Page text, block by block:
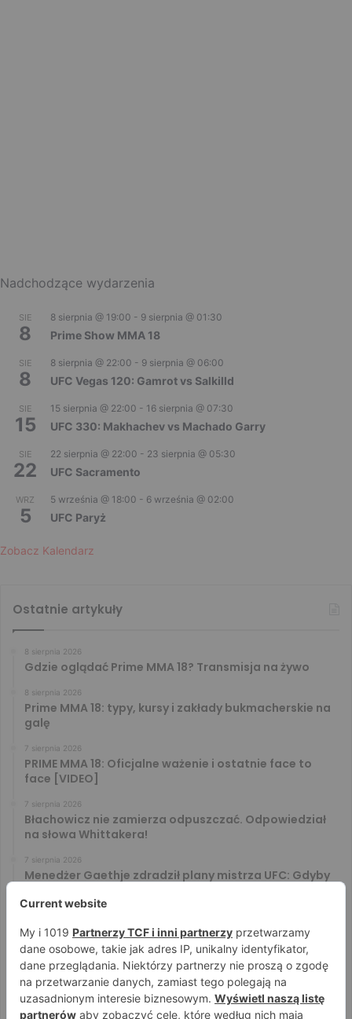
Nadchodzące wydarzenia
SIE
8
8 sierpnia @ 19:00 - 9 sierpnia @ 01:30
Prime Show MMA 18
SIE
8
8 sierpnia @ 22:00 - 9 sierpnia @ 06:00
UFC Vegas 120: Gamrot vs Salkilld
SIE
15
15 sierpnia @ 22:00 - 16 sierpnia @ 07:30
UFC 330: Makhachev vs Machado Garry
SIE
22
22 sierpnia @ 22:00 - 23 sierpnia @ 05:30
UFC Sacramento
WRZ
5
5 września @ 18:00 - 6 września @ 02:00
UFC Paryż
Zobacz Kalendarz
Ostatnie artykuły
8 sierpnia 2026
Gdzie oglądać Prime MMA 18? Transmisja na żywo
8 sierpnia 2026
Prime MMA 18: typy, kursy i zakłady bukmacherskie na
galę
7 sierpnia 2026
PRIME MMA 18: Oficjalne ważenie i ostatnie face to
face [VIDEO]
7 sierpnia 2026
Błachowicz nie zamierza odpuszczać. Odpowiedział
na słowa Whittakera!
7 sierpnia 2026
Menedżer Gaethje zdradził plany mistrza UFC: Gdyby
Vitalii Yakymenko będzie bronił pasa na XTB KSW 122!
Marcello Morelli przed kolejną wielką szansą
6 sierpnia 2026
Iwo Baraniewski wystąpi na UFC 331. Polak częścią
mocnej karty walk